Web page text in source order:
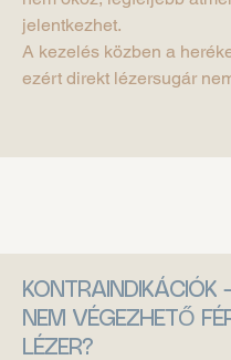
jelentkezhet.
A kezelés közben a
ezért direkt lézersugár
KONTRAINDIKÁCIÓK
NEM VÉGEZHETŐ
LÉZER?